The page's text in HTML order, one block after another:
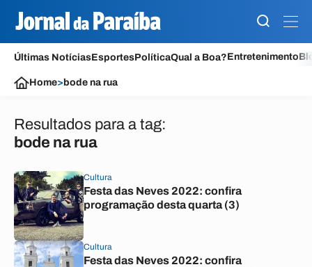
Últimas NotíciasEsportesPolíticaQual a Boa?Entretenimento
Home> bode na rua
Resultados para a tag:
bode na rua
Cultura
Festa das Neves 2022: confira
programação desta quarta (3)
Cultura
Festa das Neves 2022: confira